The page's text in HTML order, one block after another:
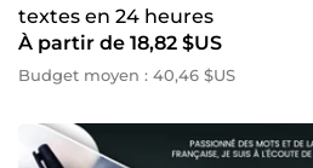
textes en 24 heures
À partir de 18,82 $US
Budget moyen : 40,46 $US